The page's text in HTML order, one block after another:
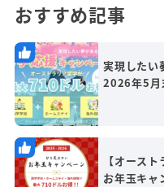
おすすめ記事
実現したい
2026年5月
【オース
お年玉キャ